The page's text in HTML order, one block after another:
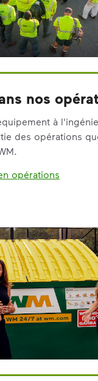
nos
à
des opérations
opérations